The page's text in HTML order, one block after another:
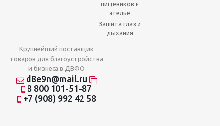
пищевиков и
ателье
Защита глаз и
дыхания
Крупнейший поставщик
товаров для благоустройства
и бизнеса в ДВФО
d8e9n@mail.ru
8 800 101-51-87
+7 (908) 992 42 58